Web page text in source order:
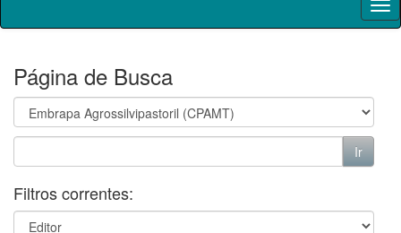
Página de Busca
Filtros correntes: